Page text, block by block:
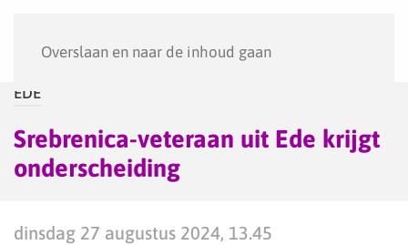
Overslaan en naar de inhoud gaan
EDE
Srebrenica-veteraan uit Ede krijgt
onderscheiding
dinsdag 27 augustus 2024, 13.45